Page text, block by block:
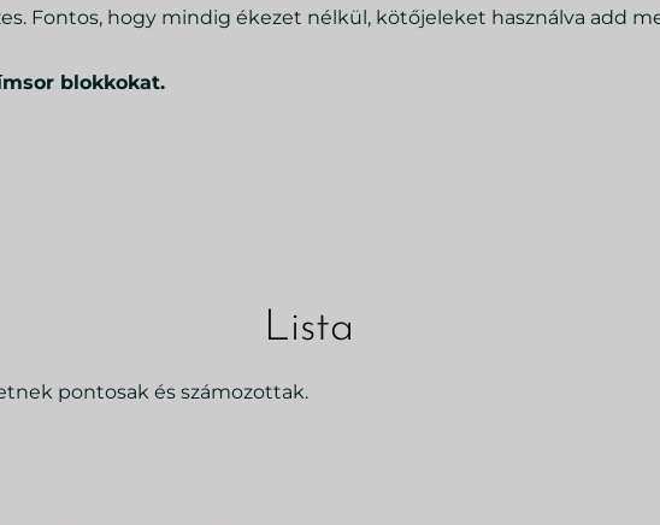
Fontos, hogy mindig ékezet nélkül, kötőjeleket használva add
blokkokat.
Lista
pontosak és számozottak.